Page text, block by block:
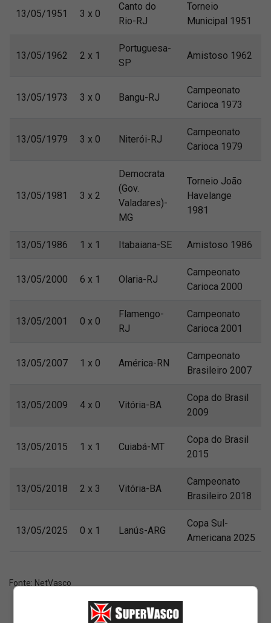
13/05/1951 3 x 0
Canto do
Rio-RJ
Torneio
Municipal 1951
13/05/1962 2 x 1
Portuguesa-
SP
Amistoso 1962
13/05/1973 3 x 0 Bangu-RJ
Campeonato
Carioca 1973
13/05/1979 3 x 0 Niterói-RJ
Campeonato
Carioca 1979
13/05/1981 3 x 2
Democrata
(Gov.
Valadares)-
MG
Torneio João
Havelange
1981
13/05/1986 1 x 1 Itabaiana-SE Amistoso 1986
13/05/2000 6 x 1 Olaria-RJ
Campeonato
Carioca 2000
13/05/2001 0 x 0
Flamengo-
RJ
Campeonato
Carioca 2001
13/05/2007 1 x 0 América-RN
Campeonato
Brasileiro 2007
13/05/2009 4 x 0 Vitória-BA
Copa do Brasil
2009
13/05/2015 1 x 1 Cuiabá-MT
Copa do Brasil
2015
13/05/2018 2 x 3 Vitória-BA
Campeonato
Brasileiro 2018
13/05/2025 0 x 1 Lanús-ARG
Copa Sul-
Americana 2025
Fonte: NetVasco